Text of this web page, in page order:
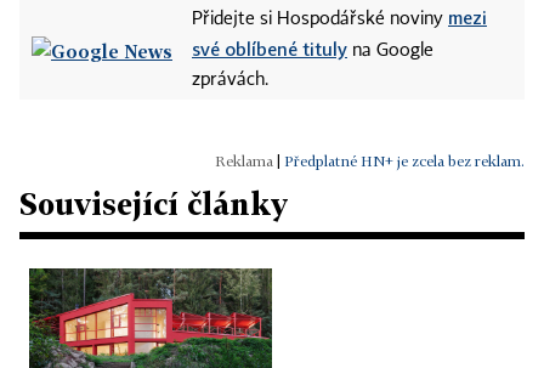
Přidejte si Hospodářské noviny mezi
své oblíbené tituly na Google
zprávách.
Předplatné HN+ je zcela bez reklam.
Související články